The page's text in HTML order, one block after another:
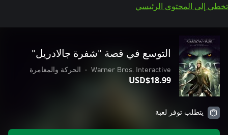
تخطي إلى المحتوى الرئيسي
التوسع في قصة "شفرة جالادريل"
Warner Bros. Interactive
• الحركة والمغامرة
USD$18.99
يتطلب توفر لعبة